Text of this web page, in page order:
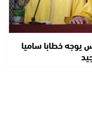
يوجه خطابا ساميا